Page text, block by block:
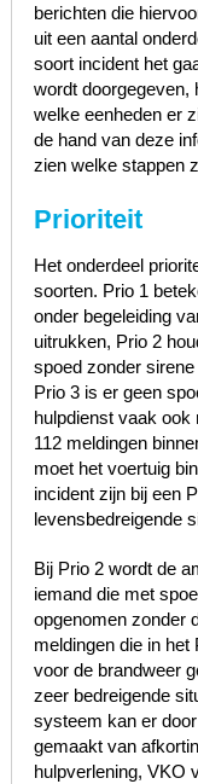
berichten die
uit een aantal
soort incident het
wordt doorgegeven,
welke eenheden er
de hand van deze
zien welke stappen
Prioriteit
Het onderdeel
soorten. Prio 1
onder begeleiding
uitrukken, Prio 2
spoed zonder
Prio 3 is er geen
hulpdienst vaak
112 meldingen
moet het voertuig
incident zijn bij een
levensbedreigende
Bij Prio 2 wordt de
iemand die met
opgenomen zonder
meldingen die in
voor de brandweer
zeer bedreigende
systeem kan er
gemaakt van
hulpverlening, VKO